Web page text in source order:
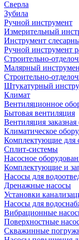
Сверла
Зубила
Ручной инструмент
Измерительный
Инструмент
Ручной инструмент
Строительно-
Малярный
Строительно-
Штукатурный
Климат
Вентиляционное
Бытовая вентиляция
Вентиляция
Климатическое
Комплектующие для
Сплит-системы
Насосное
Комплектующие и
Насосы для
Дренажные насосы
Установки
Насосы для
Вибрационные
Поверхностные
Скважинные